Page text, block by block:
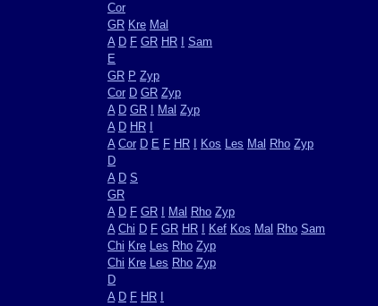
Cor
GR Kre Mal
A D F GR HR
Sam
E
GR P Zyp
Cor D GR Zyp
A D GR Mal Zyp
A D HR
A Cor D E F HR Kos Les Mal Rho Zyp
D
A D S
GR
A D F GR Mal Rho Zyp
A Chi D F GR HR Kef Kos Mal Rho Sam
Chi Kre Les Rho Zyp
Chi Kre Les Rho Zyp
D
A D F HR